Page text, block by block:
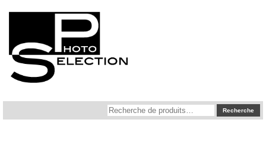
Recherche
pour :
Recherche